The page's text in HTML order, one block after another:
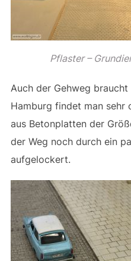
Pflaster –
Auch der Gehweg
Hamburg findet man
aus Betonplatten der
der Weg noch durch ein
aufgelockert.